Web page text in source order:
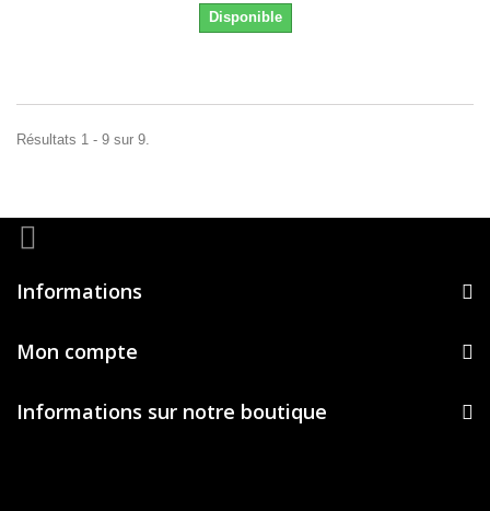
Disponible
Résultats 1 - 9 sur 9.
Informations
Mon compte
Informations sur notre boutique